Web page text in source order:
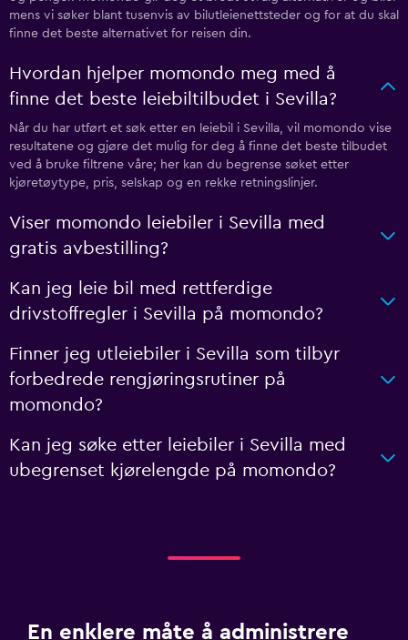
mens vi søker blant tusenvis av bilutleienettsteder og for at du skal
finne det beste alternativet for reisen din.
Hvordan hjelper momondo meg med å
finne det beste leiebiltilbudet i Sevilla?
Når du har utført et søk etter en leiebil i Sevilla, vil momondo vise
resultatene og gjøre det mulig for deg å finne det beste tilbudet
ved å bruke filtrene våre; her kan du begrense søket etter
kjøretøytype, pris, selskap og en rekke retningslinjer.
Viser momondo leiebiler i Sevilla med
gratis avbestilling?
Kan jeg leie bil med rettferdige
drivstoffregler i Sevilla på momondo?
Finner jeg utleiebiler i Sevilla som tilbyr
forbedrede rengjøringsrutiner på
momondo?
Kan jeg søke etter leiebiler i Sevilla med
ubegrenset kjørelengde på momondo?
En enklere måte å administrere